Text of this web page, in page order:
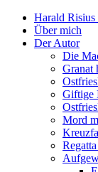
Menu
Harald Risius
Über mich
Der Autor
Die
Granat
Giftige
Mord